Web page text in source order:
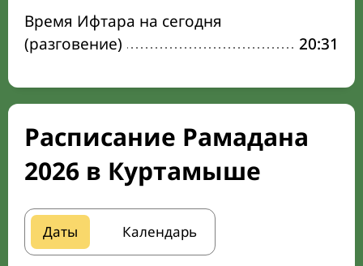
Время Ифтара на сегодня
(разговение)
20:31
Расписание Рамадана
2026 в Куртамыше
Даты Календарь